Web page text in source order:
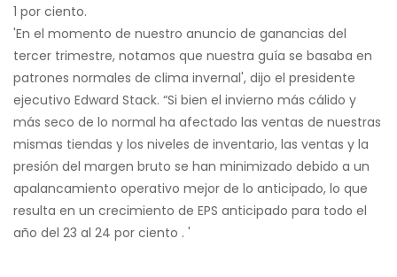
1 por ciento.
'En el momento de nuestro anuncio de ganancias del
tercer trimestre, notamos que nuestra guía se basaba en
patrones normales de clima invernal', dijo el presidente
ejecutivo Edward Stack. “Si bien el invierno más cálido y
más seco de lo normal ha afectado las ventas de nuestras
mismas tiendas y los niveles de inventario, las ventas y la
presión del margen bruto se han minimizado debido a un
apalancamiento operativo mejor de lo anticipado, lo que
resulta en un crecimiento de EPS anticipado para todo el
año del 23 al 24 por ciento . '